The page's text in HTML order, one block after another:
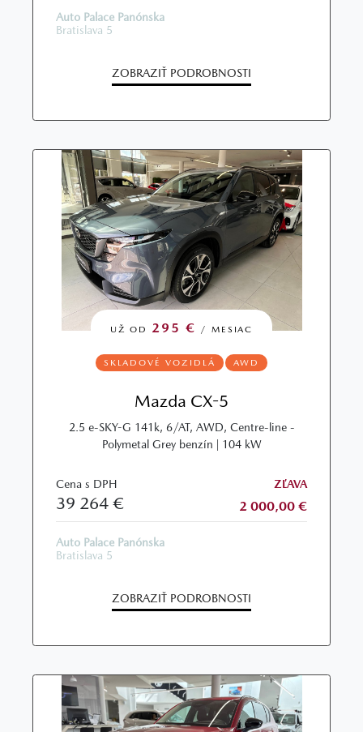
Auto Palace Panónska
Bratislava 5
ZOBRAZIŤ PODROBNOSTI
UŽ OD 295 € / MESIAC
SKLADOVÉ VOZIDLÁ AWD
Mazda CX-5
2.5 e-SKY-G 141k, 6/AT, AWD, Centre-line -
Polymetal Grey benzín | 104 kW
Cena s DPH
39 264 €
ZĽAVA
2 000,00 €
Auto Palace Panónska
Bratislava 5
ZOBRAZIŤ PODROBNOSTI